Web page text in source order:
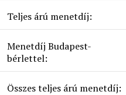
Teljes árú menetdíj:
Menetdíj Budapest-
bérlettel:
Összes teljes árú menetdíj: